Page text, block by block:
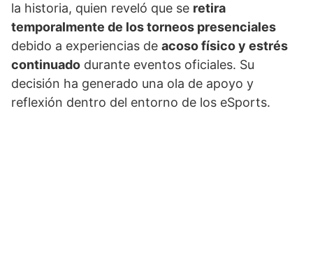
la historia, quien reveló que se retira
temporalmente de los torneos presenciales
debido a experiencias de acoso físico y estrés
continuado durante eventos oficiales. Su
decisión ha generado una ola de apoyo y
reflexión dentro del entorno de los eSports.